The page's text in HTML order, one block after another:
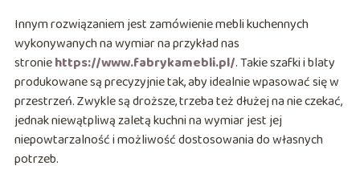
Innym rozwiązaniem jest zamówienie mebli kuchennych
wykonywanych na wymiar na przykład nas
stroniehttps://www.fabrykamebli.pl/. Takie szafki i blaty
produkowane są precyzyjnie tak, aby idealnie wpasować się w
przestrzeń. Zwykle są droższe, trzeba też dłużej na nie czekać,
jednak niewątpliwą zaletą kuchni na wymiar jest jej
niepowtarzalność i możliwość dostosowania do własnych
potrzeb.